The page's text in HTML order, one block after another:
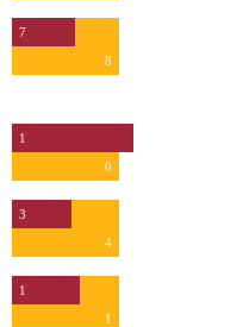
7
8
1
0
3
4
1
1